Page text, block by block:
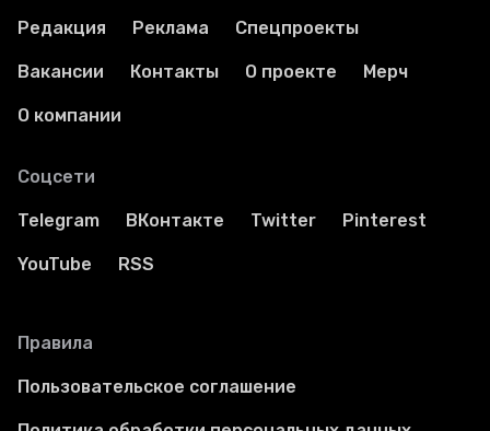
Редакция Реклама Спецпроекты
Вакансии Контакты О проекте Мерч
О компании
Соцсети
Telegram ВКонтакте Twitter Pinterest
YouTube RSS
Правила
Пользовательское соглашение